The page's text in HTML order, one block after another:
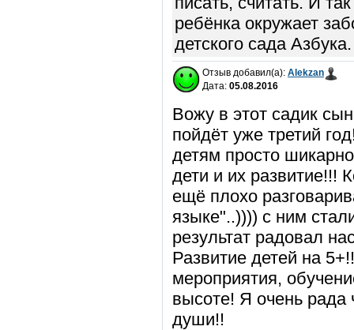
ребёнка окружает
детского сада Азбука.
Отзыв добавил(а): Alekzan
Дата: 05.08.2016
Вожу в этот садик
пойдёт уже третий
детям просто
дети и их развитие!!!
ещё плохо
языке"..)))) с ним
результат радовал
Развитие детей на
мероприятия,
высоте! Я очень рада
души!!